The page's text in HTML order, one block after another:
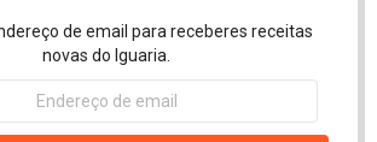
de email para receberes receitas
novas do Iguaria.